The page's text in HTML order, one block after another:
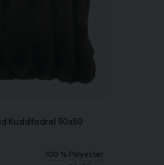
Kuddfodral 50x50
100 % Polyester